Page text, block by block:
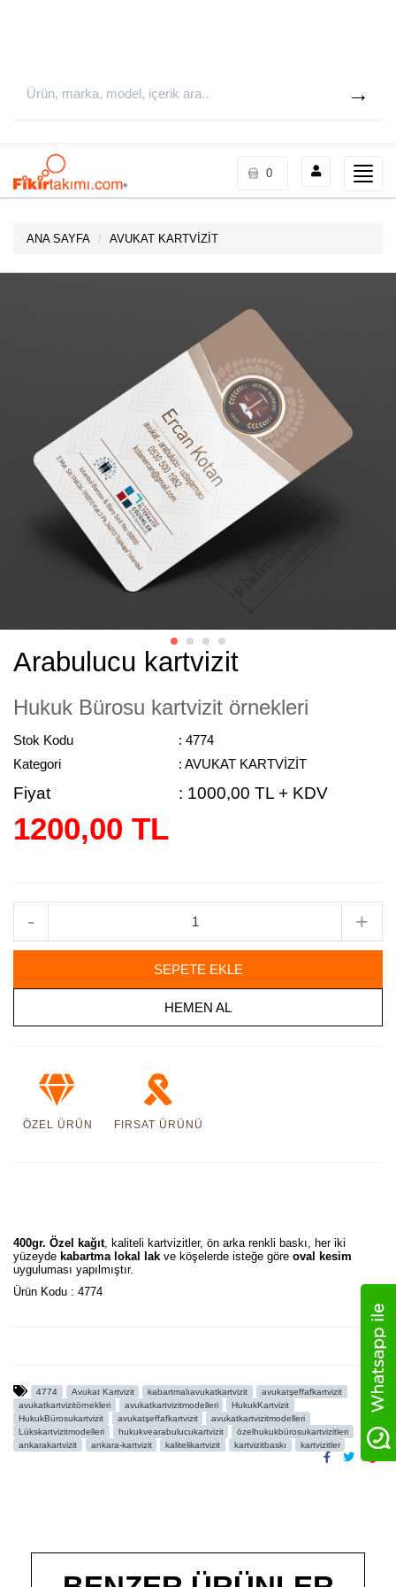
Toggle
0
ANA SAYFA AVUKAT KARTVİZİT
Arabulucu kartvizit
Hukuk Bürosu kartvizit örnekleri
Stok Kodu
: 4774
Kategori
: AVUKAT KARTVİZİT
Fiyat : 1000,00 TL + KDV
1200,00 TL
- +
SEPETE EKLE
HEMEN AL
ÖZEL ÜRÜN FIRSAT ÜRÜNÜ
400gr. Özel kağıt, kaliteli kartvizitler, ön arka renkli baskı, her iki
yüzeyde kabartma lokal lak ve köşelerde isteğe göre oval kesim
uyguluması yapılmıştır.
Ürün Kodu : 4774
4774 Avukat Kartvizit kabartmalıavukatkartvizit
avukatşeffafkartvizit
avukatkartvizitörnekleri
avukatkartvizitmodelleri
HukukKartvizit
HukukBürosukartvizit
avukatşeffafkartvizit
avukatkartvizitmodelleri
Lükskartvizitmodelleri
hukukvearabulucukartvizit
özelhukukbürosukartvizitleri
ankarakartvizit
ankara-kartvizit kalitelikartvizit kartvizitbaskı kartvizitler